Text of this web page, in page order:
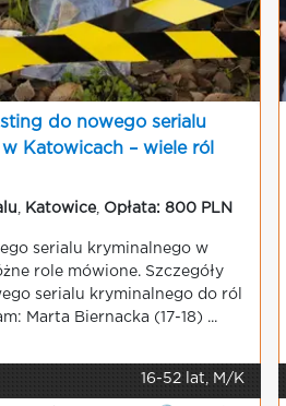
do nowego serialu
Katowicach – wiele ról
Katowice, Opłata: 800 PLN
serialu kryminalnego w
role mówione. Szczegóły
serialu kryminalnego do ról
Marta Biernacka (17-18) ...
16-52 lat, M/K